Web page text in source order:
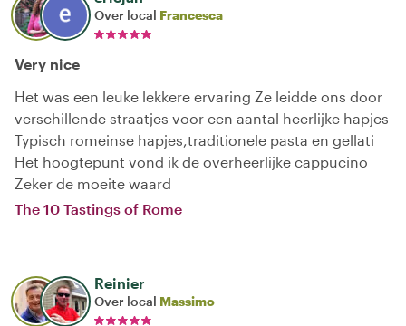
Over local Francesca
Very nice
Het was een leuke lekkere ervaring Ze leidde ons door
verschillende straatjes voor een aantal heerlijke hapjes
Typisch romeinse hapjes,traditionele pasta en gellati
Het hoogtepunt vond ik de overheerlijke cappucino
Zeker de moeite waard
The 10 Tastings of Rome
Reinier
Over local Massimo